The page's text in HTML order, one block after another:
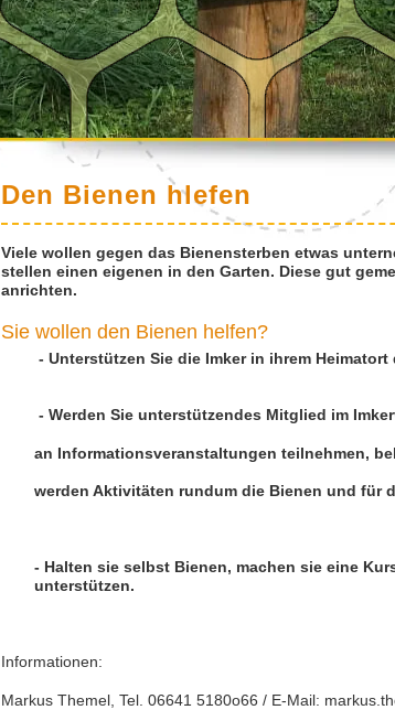
Den Bienen hlefen
Viele wollen gegen das Bienensterben etwas
stellen einen eigenen in den Garten. Diese gut
anrichten.
Sie wollen den Bienen helfen?
- Unterstützen Sie die Imker in ihrem
- Werden Sie unterstützendes Mitglied im
an Informationsveranstaltungen teilnehmen,
werden Aktivitäten rundum die Bienen und für
- Halten sie selbst Bienen, machen sie eine
unterstützen.
Informationen:
Markus Themel, Tel. 06641 5180o66 / E-Mail: